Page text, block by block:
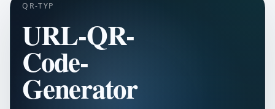
QR-TYP
URL-QR-
Code-
Generator